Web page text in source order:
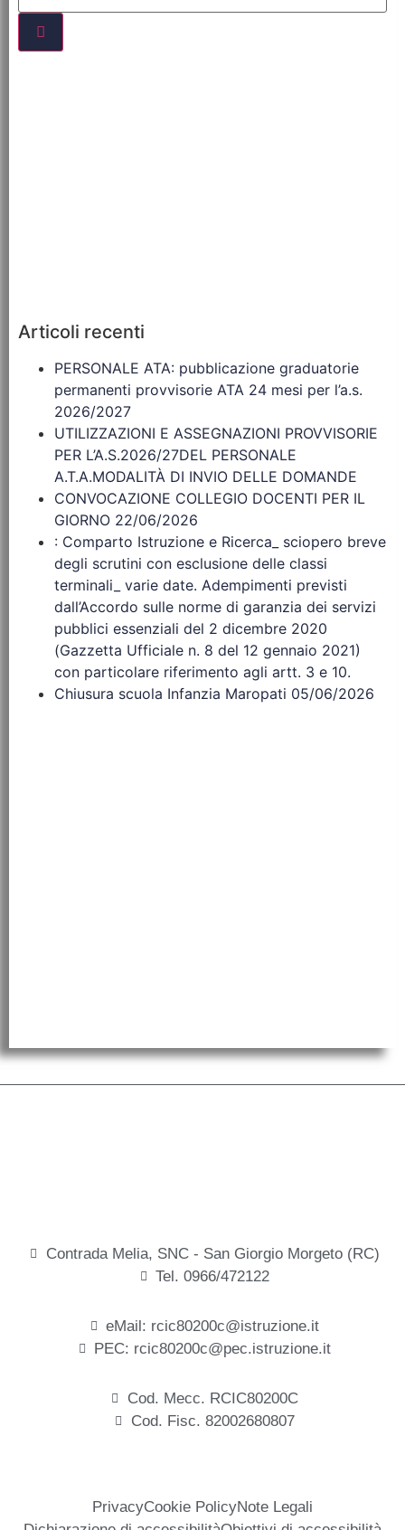
Articoli recenti
PERSONALE ATA: pubblicazione graduatorie
permanenti provvisorie ATA 24 mesi per l’a.s.
2026/2027
UTILIZZAZIONI E ASSEGNAZIONI PROVVISORIE
PER L’A.S.2026/27DEL PERSONALE
A.T.A.MODALITÀ DI INVIO DELLE DOMANDE
CONVOCAZIONE COLLEGIO DOCENTI PER IL
GIORNO 22/06/2026
: Comparto Istruzione e Ricerca_ sciopero breve
degli scrutini con esclusione delle classi
terminali_ varie date. Adempimenti previsti
dall’Accordo sulle norme di garanzia dei servizi
pubblici essenziali del 2 dicembre 2020
(Gazzetta Ufficiale n. 8 del 12 gennaio 2021)
con particolare riferimento agli artt. 3 e 10.
Chiusura scuola Infanzia Maropati 05/06/2026
Contrada Melia, SNC - San Giorgio Morgeto (RC)
Tel. 0966/472122
eMail: rcic80200c@istruzione.it
PEC: rcic80200c@pec.istruzione.it
Cod. Mecc. RCIC80200C
Cod. Fisc. 82002680807
PrivacyCookie PolicyNote Legali